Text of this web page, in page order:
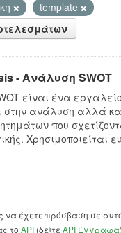
template
- Ανάλυση SWOT
είναι ένα
στην ανάλυση αλλά
που
Χρησιμοποιείται
να έχετε πρόσβαση σε
το API (δείτε API Έγγραφα